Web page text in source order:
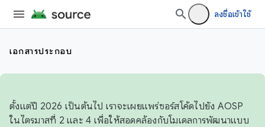
ลงชื่อเข้าใช้
เอกสารประกอบ
ตั้งแต่ปี 2026 เป็นต้นไป เราจะเผยแพร่ซอร์สโค้ดไปยัง AOSP
ในไตรมาสที่ 2 และ 4 เพื่อให้สอดคล้องกับโมเดลการพัฒนาแบบ